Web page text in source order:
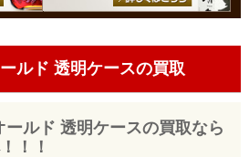
ルド 透明ケースの買取
ールド 透明ケースの買取なら
！！